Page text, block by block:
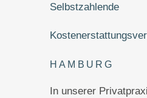
Selbstzahlende
HAMBURG
In unserer